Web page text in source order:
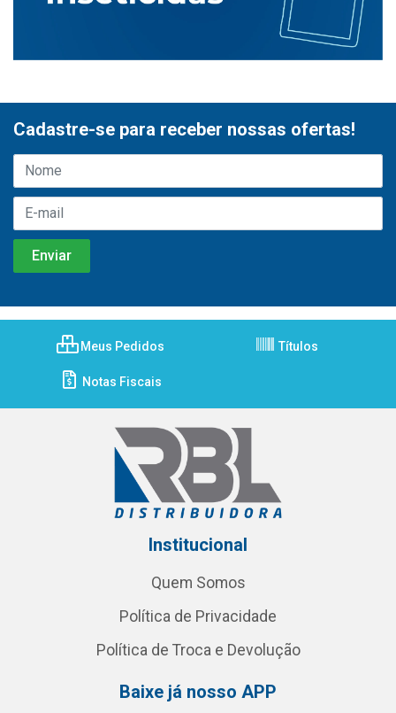
Cadastre-se para receber nossas ofertas!
Meus Pedidos Títulos
Notas Fiscais
Institucional
Quem Somos
Política de Privacidade
Política de Troca e Devolução
Baixe já nosso APP